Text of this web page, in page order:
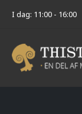
I dag: 11:00 - 16:00